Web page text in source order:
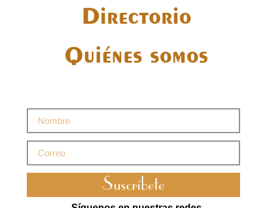
Directorio
Quiénes somos
Suscríbete